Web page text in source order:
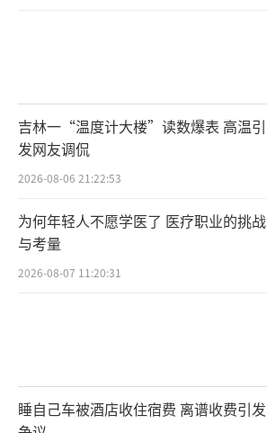
吉林一“温度计大楼”读数爆表 高温引
发网友调侃
2026-08-06 21:22:53
为何年轻人不愿学医了 医疗职业的挑战
与考量
2026-08-07 11:20:31
睡自己车被酒店收住宿费 离谱收费引发